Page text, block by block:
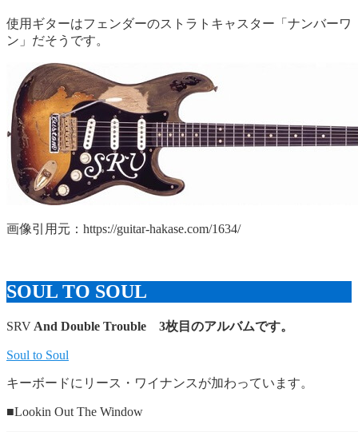
使用ギターはフェンダーのストラトキャスター「ナンバーワ
ン」だそうです。
画像引用元：https://guitar-hakase.com/1634/
SOUL TO SOUL
SRV And Double Trouble 3枚目のアルバムです。
Soul to Soul
キーボードにリース・ワイナンスが加わっています。
■Lookin Out The Window